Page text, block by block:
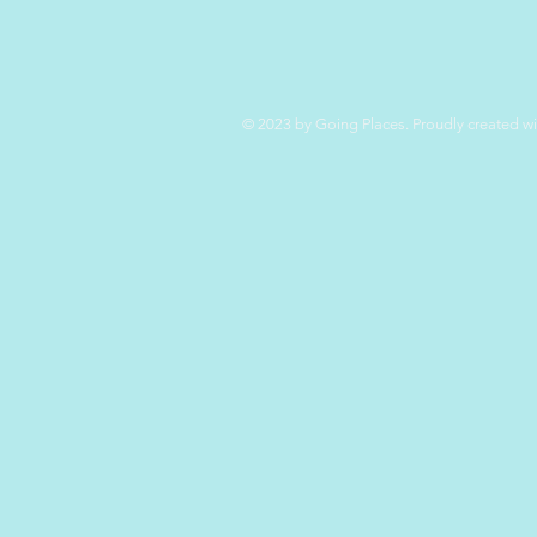
© 2023 by Going Places. Proudly created